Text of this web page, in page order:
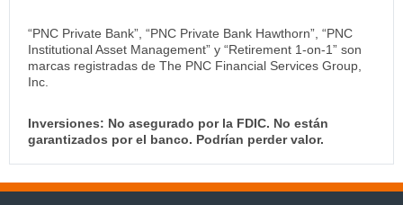
“PNC Private Bank”, “PNC Private Bank Hawthorn”, “PNC
Institutional Asset Management” y “Retirement 1-on-1” son
marcas registradas de The PNC Financial Services Group,
Inc.
Inversiones: No asegurado por la FDIC. No están
garantizados por el banco. Podrían perder valor.